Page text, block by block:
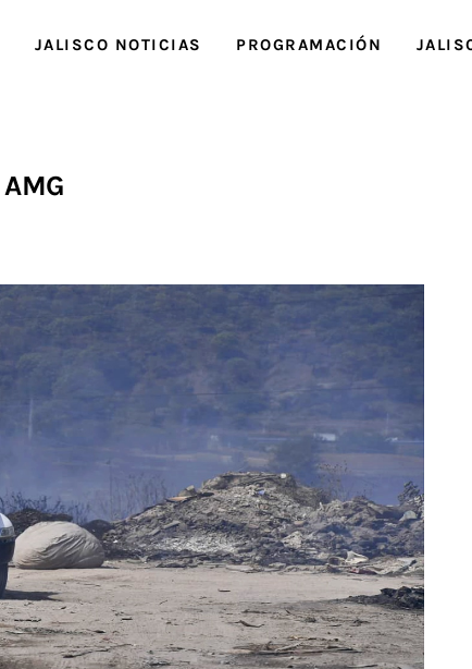
JALISCO NOTICIAS PROGRAMACIÓN
AMG